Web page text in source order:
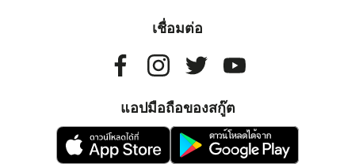
เชื่อมต่อ
แอปมือถือของสกู๊ต